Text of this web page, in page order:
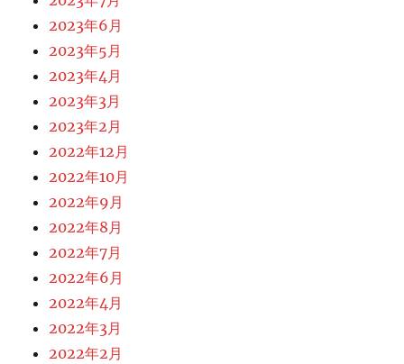
2023年6月
2023年5月
2023年4月
2023年3月
2023年2月
2022年12月
2022年10月
2022年9月
2022年8月
2022年7月
2022年6月
2022年4月
2022年3月
2022年2月